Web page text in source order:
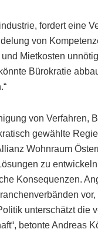
fordert eine
von
Mietkosten
Bürokratie
von Verfahren,
gewählte
Wohnraum
zu
Konsequenzen.
unterschätzt die
betonte Andreas